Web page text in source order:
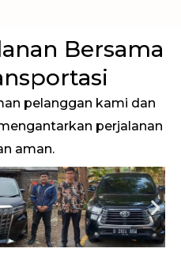
Bersama
pelanggan kami dan
perjalanan
aman.